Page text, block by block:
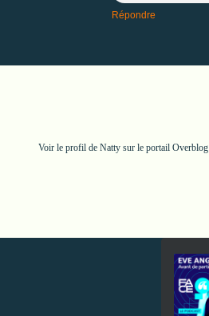
Répondre
Voir le profil de Nattysur le portail Overblog